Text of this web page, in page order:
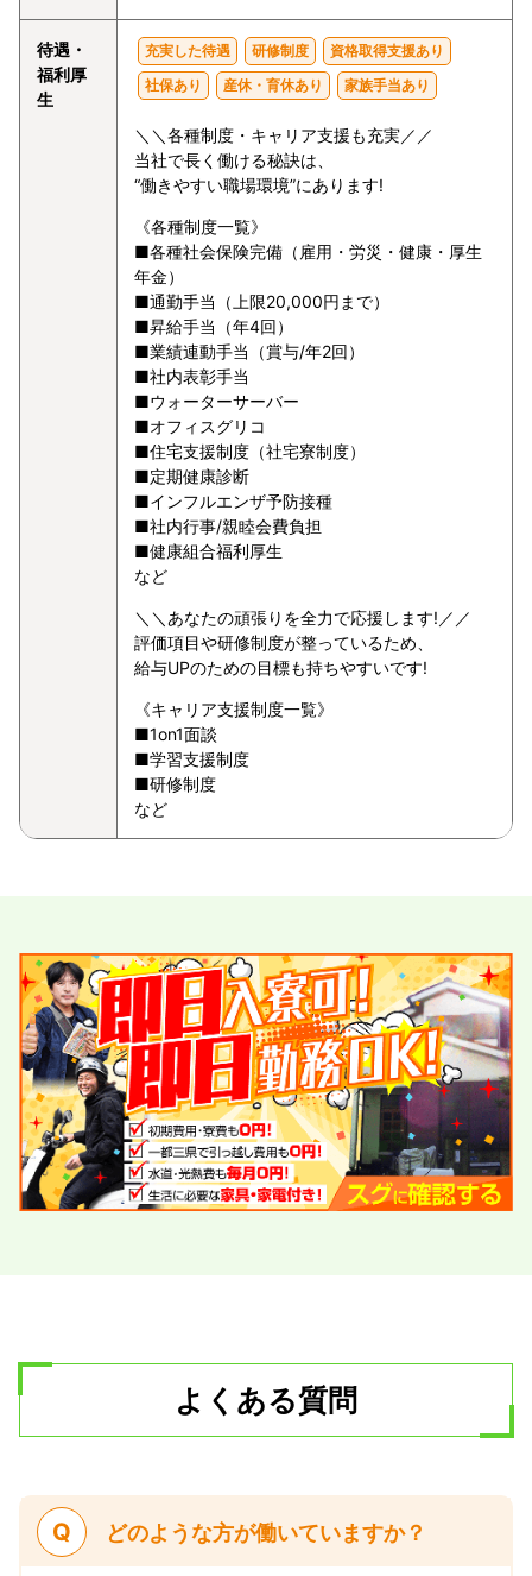
待遇・
福利厚
生
充実した待遇 研修制度
資格取得支援あり
社保あり
産休・育休あり 家族手当あり
＼＼各種制度・キャリア支援も充実／／
当社で長く働ける秘訣は、
“働きやすい職場環境”にあります!
《各種制度一覧》
■各種社会保険完備（雇用・労災・健康・厚生
年金）
■通勤手当（上限20,000円まで）
■昇給手当（年4回）
■業績連動手当（賞与/年2回）
■社内表彰手当
■ウォーターサーバー
■オフィスグリコ
■住宅支援制度（社宅寮制度）
■定期健康診断
■インフルエンザ予防接種
■社内行事/親睦会費負担
■健康組合福利厚生
など
＼＼あなたの頑張りを全力で応援します!／／
評価項目や研修制度が整っているため、
給与UPのための目標も持ちやすいです!
《キャリア支援制度一覧》
■1on1面談
■学習支援制度
■研修制度
など
よくある質問
Q どのような方が働いていますか？